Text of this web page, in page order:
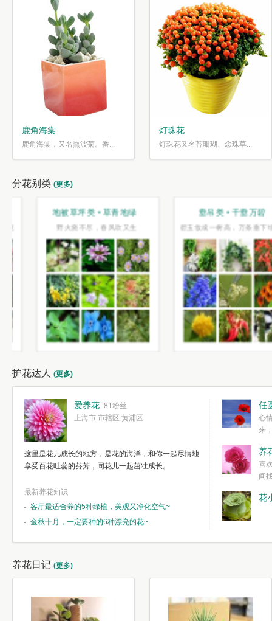
鹿角海棠
鹿角海棠，又名熏波菊。番...
灯珠花
灯珠花又名苔珊瑚、念珠草...
分花别类 (更多)
地被草坪类 • 草青地绿
野火烧不尽，春风吹又生
垂吊类 • 千垂万碧
碧玉妆成一树高，万条垂下绿丝绦
护花达人 (更多)
爱养花 81粉丝
上海市 市辖区 黄浦区
这里是花儿成长的地方，是花的海洋，和你一起尽情地
享受百花吐蕊的芬芳，同花儿一起茁壮成长。
最新养花知识
客厅最适合养的5种绿植，美观又净化空气~
金秋十月，一定要种的6种漂亮的花~
任
心
来
简单愉快的心
我们自己复杂
养
喜
间
花
养花日记 (更多)